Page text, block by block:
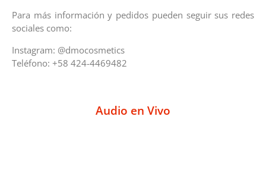
Para más información y pedidos pueden seguir sus redes
sociales como:
Instagram: @dmocosmetics
Teléfono: +58 424-4469482
Audio en Vivo